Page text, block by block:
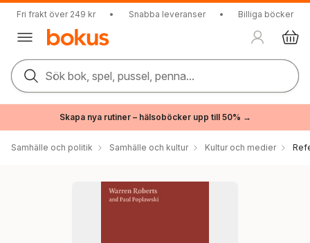
Fri frakt över 249 kr • Snabba leveranser • Billiga böcker
Sök bok, spel, pussel, penna...
Skapa nya rutiner – hälsoböcker upp till 50% →
Samhälle och politik Samhälle och kultur Kultur och medier